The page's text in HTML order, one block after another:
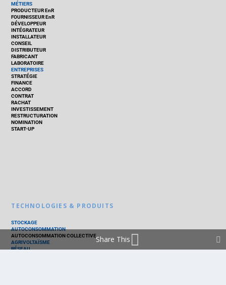
MÉTIERS
PRODUCTEUR EnR
FOURNISSEUR EnR
DÉVELOPPEUR
INTÉGRATEUR
INSTALLATEUR
CONSEIL
DISTRIBUTEUR
FABRICANT
LABORATOIRE
ENTREPRISES
STRATÉGIE
FINANCE
ACCORD
CONTRAT
RACHAT
INVESTISSEMENT
RESTRUCTURATION
NOMINATION
START-UP
TECHNOLOGIES & PRODUITS
STOCKAGE
AUTOCONSOMMATION
AUTOCONSOMMATION COLLECTIVE
AGRIVOLTAÏSME
RÉSEAU
Share This